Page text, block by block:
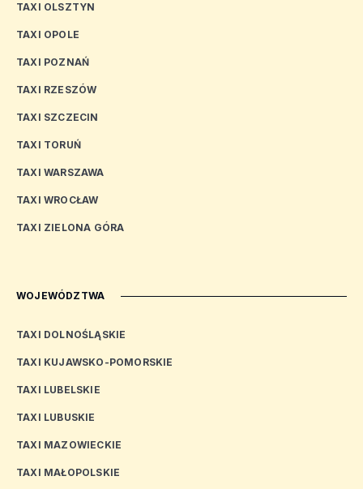
TAXI OLSZTYN
TAXI OPOLE
TAXI POZNAŃ
TAXI RZESZÓW
TAXI SZCZECIN
TAXI TORUŃ
TAXI WARSZAWA
TAXI WROCŁAW
TAXI ZIELONA GÓRA
WOJEWÓDZTWA
TAXI DOLNOŚLĄSKIE
TAXI KUJAWSKO-POMORSKIE
TAXI LUBELSKIE
TAXI LUBUSKIE
TAXI MAZOWIECKIE
TAXI MAŁOPOLSKIE